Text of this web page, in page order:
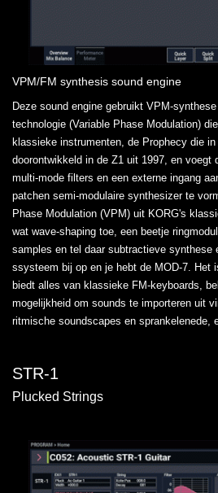
VPM/FM synthesis sound engine
Deze sound engine gebruikt VPM-
technologie (Variable Phase Modulation)
klassieke instrumenten, de Prophecy die
doorontwikkeld in de Z1 uit 1997, en voegt
multi-mode filters en een externe ingang
patchen semi-modulaire synthesizer te
Phase Modulation (VPM) uit KORG's
wat wave-shaping toe, een beetje
samples en tel daar subtractieve synthese
ssysteem bij op en je hebt de MOD-7. Het
biedt alles van klassieke FM-keyboards,
mogelijkheid om sounds te importeren uit
ritmische soundscapes en sprankelenede,
STR-1
Plucked Strings